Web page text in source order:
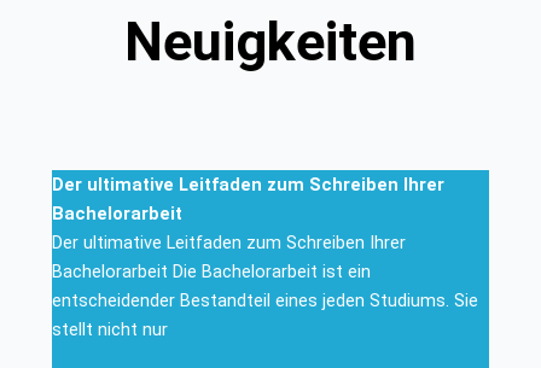
Neuigkeiten
Der ultimative Leitfaden zum Schreiben Ihrer
Bachelorarbeit
Der ultimative Leitfaden zum Schreiben Ihrer
Bachelorarbeit Die Bachelorarbeit ist ein
entscheidender Bestandteil eines jeden Studiums. Sie
stellt nicht nur